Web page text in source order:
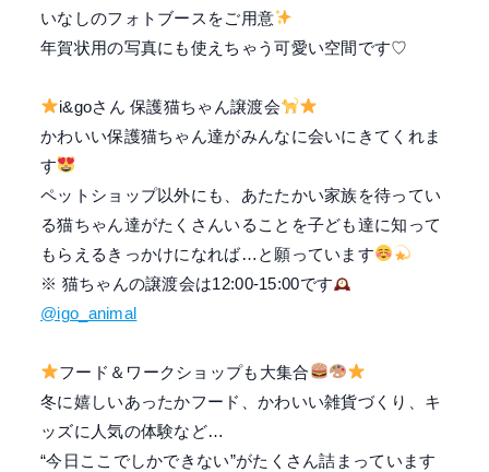
いなしのフォトブースをご用意
年賀状用の写真にも使えちゃう可愛い空間です♡
i&goさん 保護猫ちゃん譲渡会
かわいい保護猫ちゃん達がみんなに会いにきてくれま
す
ペットショップ以外にも、あたたかい家族を待ってい
る猫ちゃん達がたくさんいることを子ども達に知って
もらえるきっかけになれば…と願っています
※ 猫ちゃんの譲渡会は12:00-15:00です
@igo_animal
フード＆ワークショップも大集合
冬に嬉しいあったかフード、かわいい雑貨づくり、キ
ッズに人気の体験など…
“今日ここでしかできない”がたくさん詰まっています